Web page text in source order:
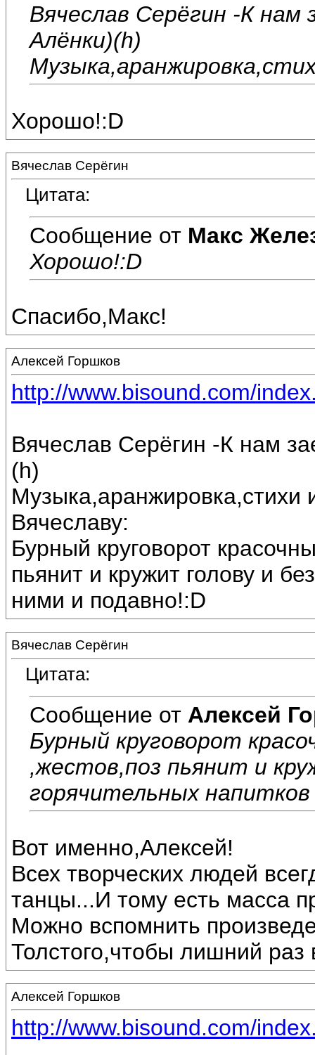
Вячеслав Серёгин -К нам
Алёнки)(h)
Хорошо!:D
Вячеслав Серёгин
Цитата:
Сообщение от Макс
Хорошо!:D
Спасибо,Макс!
Алексей Горшков
http://www.bisound.com/
Вячеслав Серёгин -К нам
(h)
Музыка,аранжировка,стихи
Вячеславу:
Бурный круговорот
пьянит и кружит голову и
ними и подавно!:D
Вячеслав Серёгин
Цитата:
Сообщение от Алексей
Бурный круговорот
,жестов,поз пьянит и
горячительных
Вот именно,Алексей!
Всех творческих людей
танцы...И тому есть масса
Можно вспомнить
Толстого,чтобы лишний раз
Алексей Горшков
http://www.bisound.com/